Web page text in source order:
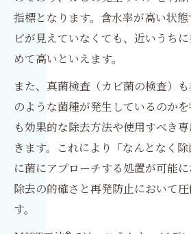
指標となります。含水率が高い状
ビが見えていなくても、近いうち
めて高いといえます。
また、真菌検査（カビ菌の検査）
のような菌種が発生しているのか
も効果的な除去方法や使用すべき
きます。これにより「なんとなく
に菌にアプローチする処置が可能に
除去の的確さと再発防止において
す。